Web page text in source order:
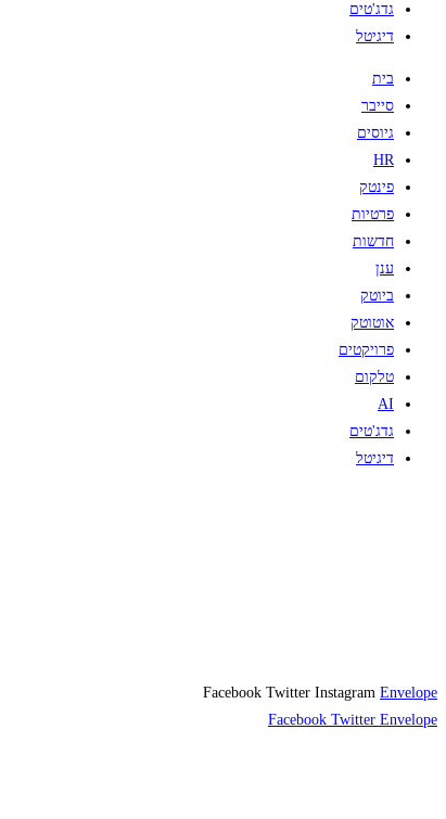
גדג'טים
דיגיטל
בית
סייבר
גיוסים
HR
פינטק
פרטיות
חדשות
ענן
ביוטק
אוטוטק
פרויקטים
טלקום
AI
גדג'טים
דיגיטל
Facebook Twitter Instagram Envelope
Facebook Twitter Envelope